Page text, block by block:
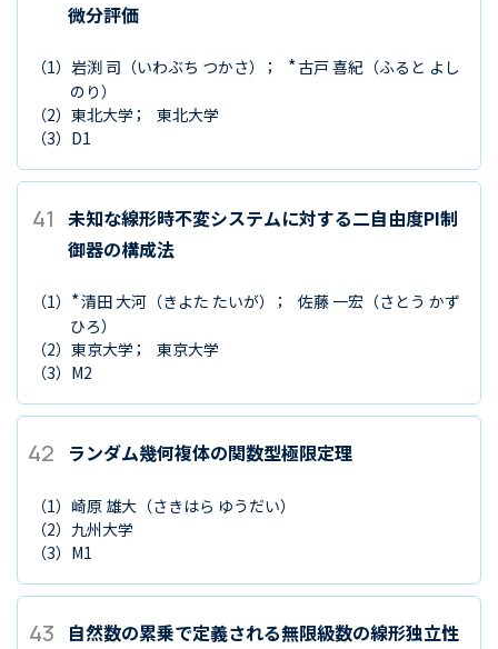
微分評価
（1） 岩渕 司 （いわぶち つかさ） *古戸 喜紀 （ふると よし
のり）
（2） 東北大学
東北大学
（3） D1
41 未知な線形時不変システムに対する二自由度PI制
御器の構成法
（1） *清田 大河 （きよた たいが） 佐藤 一宏 （さとう かず
ひろ）
（2） 東京大学
東京大学
（3） M2
42 ランダム幾何複体の関数型極限定理
（1） 崎原 雄大 （さきはら ゆうだい）
（2） 九州大学
（3） M1
43 自然数の累乗で定義される無限級数の線形独立性